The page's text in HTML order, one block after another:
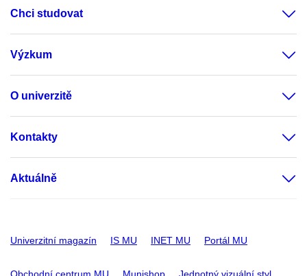
Chci studovat
Výzkum
O univerzitě
Kontakty
Aktuálně
Univerzitní magazín IS MU INET MU Portál MU